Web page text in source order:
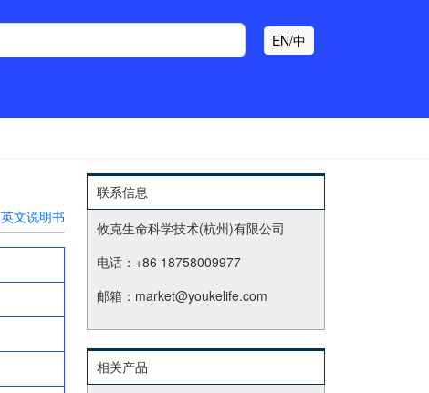
EN/中
英文说明书
联系信息
攸克生命科学技术(杭州)有限公司
电话：+86 18758009977
邮箱：market@youkelife.com
相关产品